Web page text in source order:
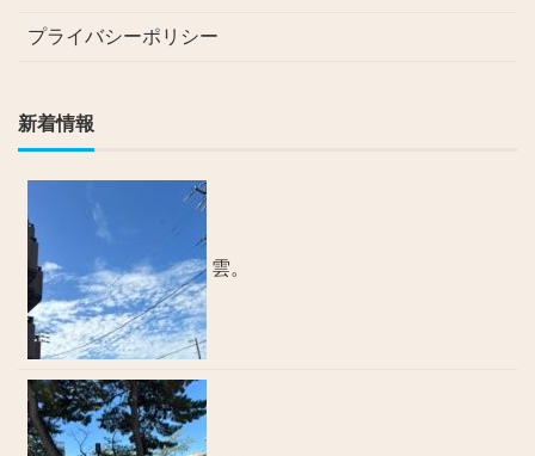
プライバシーポリシー
新着情報
雲。